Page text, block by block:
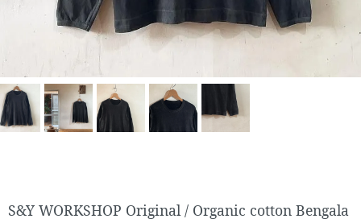
S&Y WORKSHOP Original / Organic cotton Bengala